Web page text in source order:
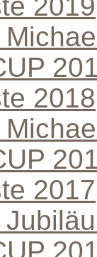
2019
2018
2017